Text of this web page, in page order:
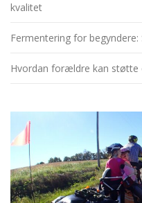
kvalitet
Fermentering for
Hvordan forældre kan støtte